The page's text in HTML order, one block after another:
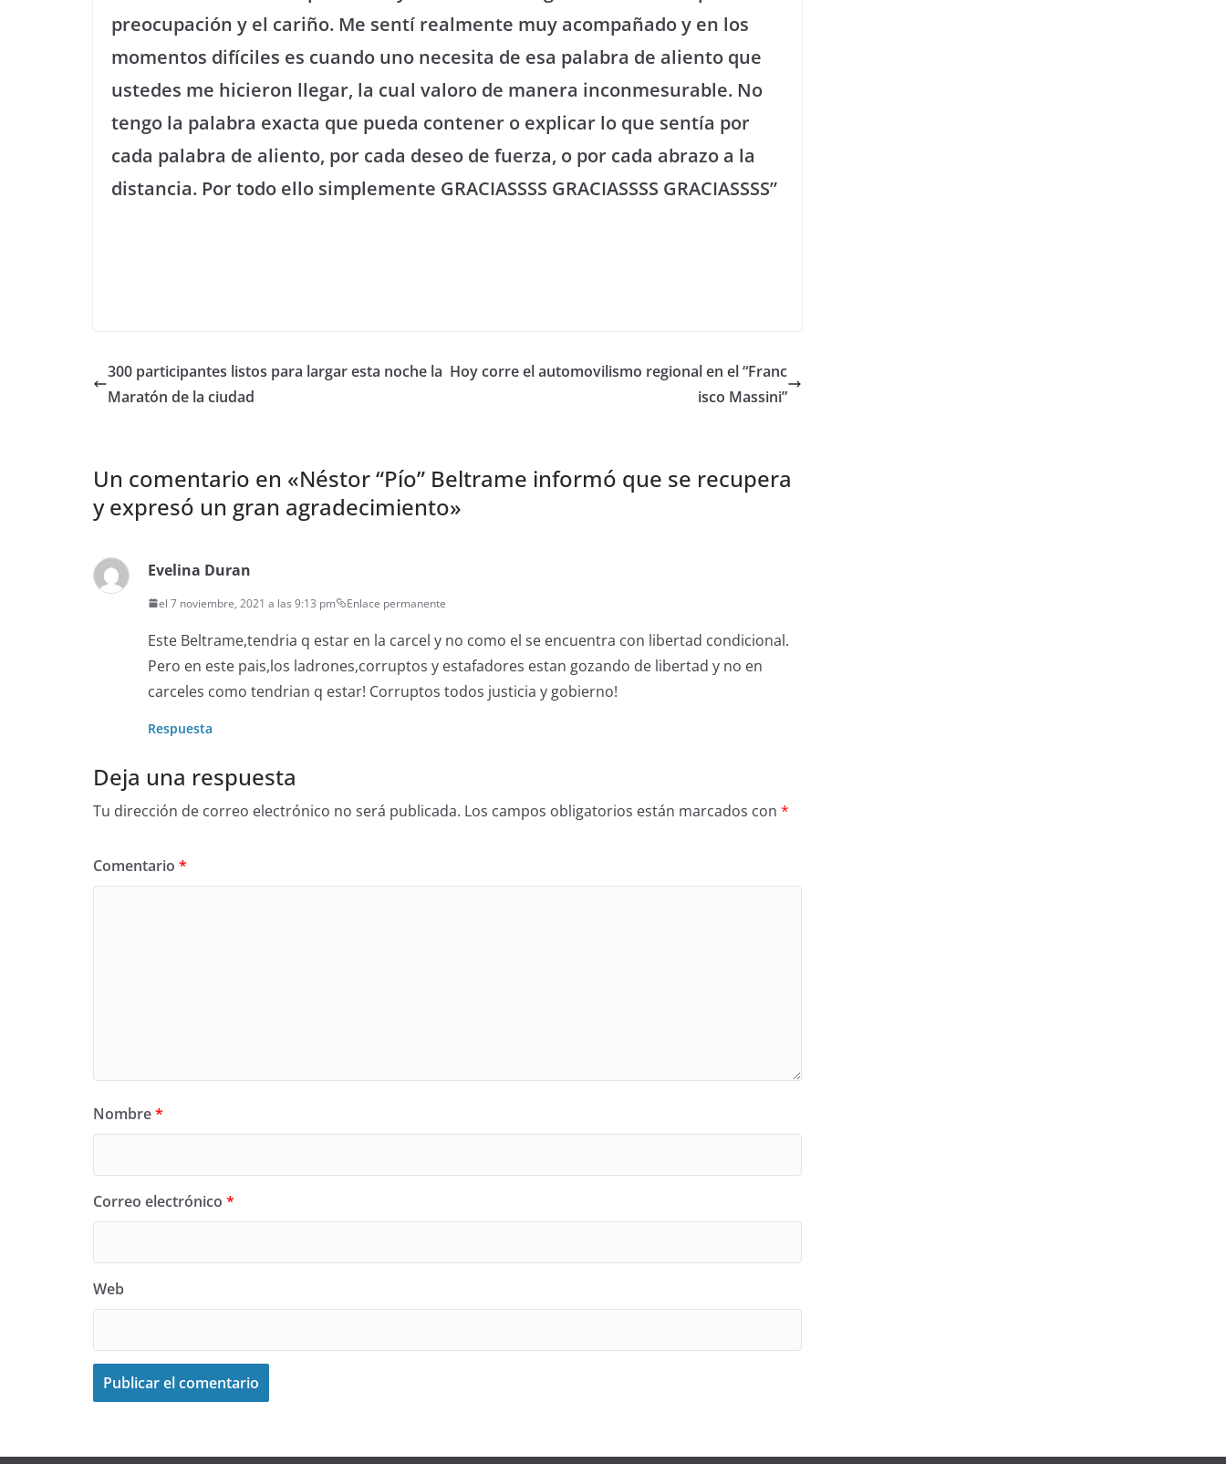
preocupación y el cariño. Me sentí realmente muy acompañado y en los
momentos difíciles es cuando uno necesita de esa palabra de aliento que
ustedes me hicieron llegar, la cual valoro de manera inconmesurable. No
tengo la palabra exacta que pueda contener o explicar lo que sentía por
cada palabra de aliento, por cada deseo de fuerza, o por cada abrazo a la
distancia. Por todo ello simplemente GRACIASSSS GRACIASSSS GRACIASSSS”
300 participantes listos para largar esta noche la
Maratón de la ciudad
Hoy corre el automovilismo regional en el “Franc
isco Massini”
Un comentario en «Néstor “Pío” Beltrame informó que se recupera
y expresó un gran agradecimiento»
Evelina Duran
el 7 noviembre, 2021 a las 9:13 pm Enlace permanente
Este Beltrame,tendria q estar en la carcel y no como el se encuentra con libertad condicional.
Pero en este pais,los ladrones,corruptos y estafadores estan gozando de libertad y no en
carceles como tendrian q estar! Corruptos todos justicia y gobierno!
Respuesta
Deja una respuesta
Tu dirección de correo electrónico no será publicada. Los campos obligatorios están marcados con *
Comentario *
Nombre*
Correo electrónico *
Web